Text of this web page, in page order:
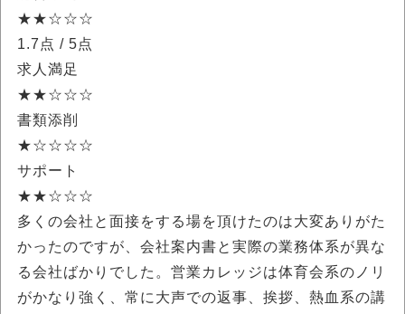
★★☆☆☆
1.7点 / 5点
求人満足
★★☆☆☆
書類添削
★☆☆☆☆
サポート
★★☆☆☆
多くの会社と面接をする場を頂けたのは大変ありがた
かったのですが、会社案内書と実際の業務体系が異な
る会社ばかりでした。営業カレッジは体育会系のノリ
がかなり強く、常に大声での返事、挨拶、熱血系の講